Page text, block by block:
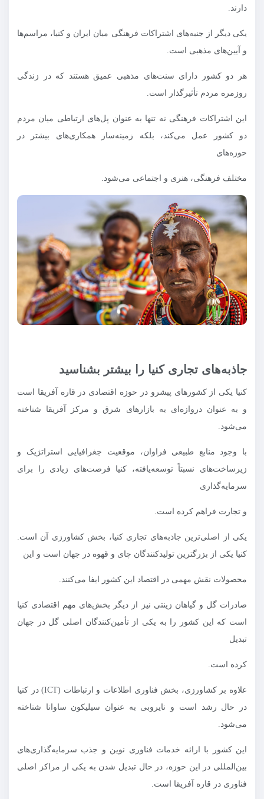
دارند.
یکی دیگر از جنبه‌های اشتراکات فرهنگی میان ایران و کنیا، مراسم‌ها
و آیین‌های مذهبی است.
هر دو کشور دارای سنت‌های مذهبی عمیق هستند که در زندگی
روزمره مردم تأثیرگذار است.
این اشتراکات فرهنگی نه تنها به عنوان پل‌های ارتباطی میان مردم
دو کشور عمل می‌کند، بلکه زمینه‌ساز همکاری‌های بیشتر در
حوزه‌های
مختلف فرهنگی، هنری و اجتماعی می‌شود.
جاذبه‌های تجاری کنیا را بیشتر بشناسید
کنیا یکی از کشورهای پیشرو در حوزه اقتصادی در قاره آفریقا است
و به عنوان دروازه‌ای به بازارهای شرق و مرکز آفریقا شناخته
می‌شود.
با وجود منابع طبیعی فراوان، موقعیت جغرافیایی استراتژیک و
زیرساخت‌های نسبتاً توسعه‌یافته، کنیا فرصت‌های زیادی را برای
سرمایه‌گذاری
و تجارت فراهم کرده است.
یکی از اصلی‌ترین جاذبه‌های تجاری کنیا، بخش کشاورزی آن است.
کنیا یکی از بزرگترین تولیدکنندگان چای و قهوه در جهان است و این
محصولات نقش مهمی در اقتصاد این کشور ایفا می‌کنند.
صادرات گل و گیاهان زینتی نیز از دیگر بخش‌های مهم اقتصادی کنیا
است که این کشور را به یکی از تأمین‌کنندگان اصلی گل در جهان
تبدیل
کرده است.
علاوه بر کشاورزی، بخش فناوری اطلاعات و ارتباطات (ICT) در کنیا
در حال رشد است و نایروبی به عنوان سیلیکون ساوانا شناخته
می‌شود.
این کشور با ارائه خدمات فناوری نوین و جذب سرمایه‌گذاری‌های
بین‌المللی در این حوزه، در حال تبدیل شدن به یکی از مراکز اصلی
فناوری در قاره آفریقا است.